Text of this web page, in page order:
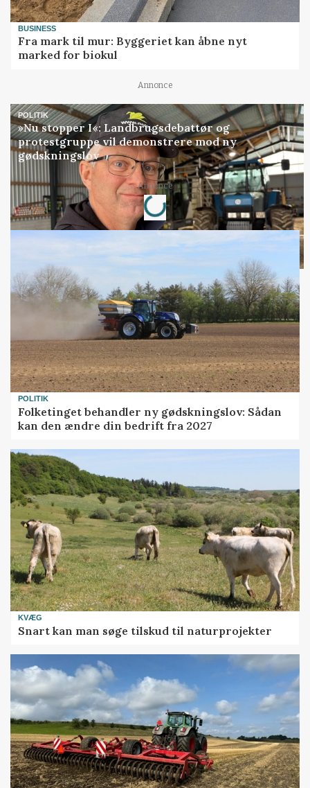
BUSINESS
Fra mark til mur: Byggeriet kan åbne nyt
marked for biokul
Annonce
POLITIK
»Nu stopper I«: Landbrugsdebattør og
protestgruppe vil demonstrere mod ny
gødskningslov
Annonce
Loading...
POLITIK
Folketinget behandler ny gødskningslov: Sådan
kan den ændre din bedrift fra 2027
KVÆG
Snart kan man søge tilskud til naturprojekter